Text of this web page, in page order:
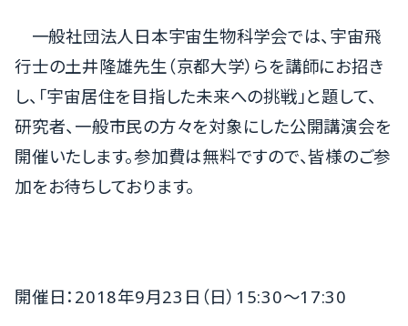
一般社団法人日本宇宙生物科学会では、宇宙飛
行士の土井隆雄先生（京都大学）らを講師にお招き
し、「宇宙居住を目指した未来への挑戦」と題して、
研究者、一般市民の方々を対象にした公開講演会を
開催いたします。参加費は無料ですので、皆様のご参
加をお待ちしております。
開催日：2018年9月23日（日）15:30～17:30